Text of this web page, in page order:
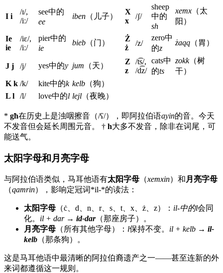
I i
/ɪ/,
/iː/
see中的
ee
iben （儿子）
X
x
/ʃ/
sheep
中的
sh
xemx （太
阳）
Ie
ie
/iɛ/,
/iː/
pier中的
ie
bieb （门）
Ż
ż
/z/
zero中
的z
żaqq （胃）
J j /j/ yes中的y jum （天）
Z
z
/t͡s/,
/d͡z/
cats中
的ts
zokk（树
干）
K k /k/ kite中的k kelb （狗）
L l
/l/ love中的l lejl （夜晚）
* għ在历史上是浊咽擦音（/ʕ/），即阿拉伯语ayin的音。今天
不发音但会延长周围元音。 † h大多不发音，除非在词尾，可
能送气。
太阳字母和月亮字母
与阿拉伯语类似，马耳他语有太阳字母 （xemxin）和 月亮字母
（qamrin），影响定冠词*il-*的读法：
太阳字母 （ċ、d、n、r、s、t、x、ż、z）： il-中的l会同
化。 il + dar→ id-dar（那座房子）。
月亮字母 （所有其他字母）： l保持不变。 il + kelb → il-
kelb （那条狗）。
这是马耳他语中最清晰的阿拉伯裔遗产之一——甚至连新的外
来词都遵循这一规则。